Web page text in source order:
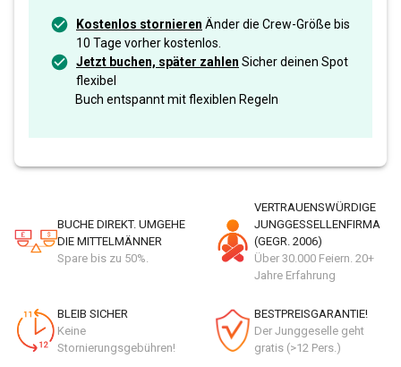
Kostenlos stornieren Änder die Crew-Größe bis
10 Tage vorher kostenlos.
Jetzt buchen, später zahlen Sicher deinen Spot
flexibel
Buch entspannt mit flexiblen Regeln
BUCHE DIREKT. UMGEHE
DIE MITTELMÄNNER
Spare bis zu 50%.
VERTRAUENSWÜRDIGE
JUNGGESSELLENFIRMA
(GEGR. 2006)
Über 30.000 Feiern. 20+
Jahre Erfahrung
BLEIB SICHER
Keine
Stornierungsgebühren!
BESTPREISGARANTIE!
Der Junggeselle geht
gratis (>12 Pers.)